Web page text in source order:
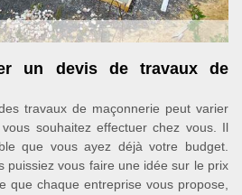
un devis de travaux de
travaux de maçonnerie peut varier
souhaitez effectuer chez vous. Il
que vous ayez déjà votre budget.
puissiez vous faire une idée sur le prix
que chaque entreprise vous propose,